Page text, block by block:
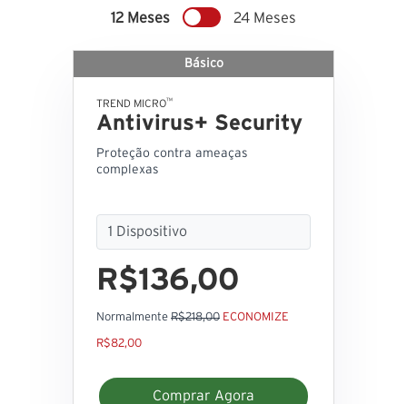
12 Meses 24 Meses
Básico
TREND MICRO™
Antivirus+ Security
Proteção contra ameaças
complexas
R$136,00
Normalmente R$218,00 ECONOMIZE
R$82,00
Comprar Agora